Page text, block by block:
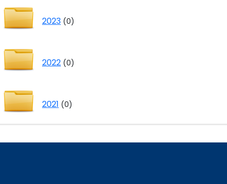
2023 (0)
2022 (0)
2021 (0)